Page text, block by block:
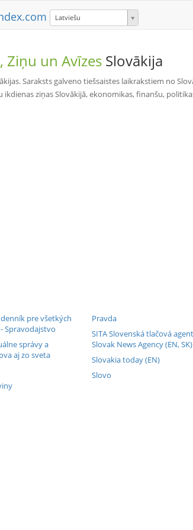
Latviešu
Ziņu un Avīzes Slovākija
Saraksts galveno tiešsaistes laikrakstiem no
ikdienas ziņas Slovākijā, ekonomikas, finanšu,
pre všetkých
Spravodajstvo
správy a
aj zo sveta
Pravda
SITA Slovenská tlačová
Slovak News Agency (EN, SK)
Slovakia today (EN)
Slovo